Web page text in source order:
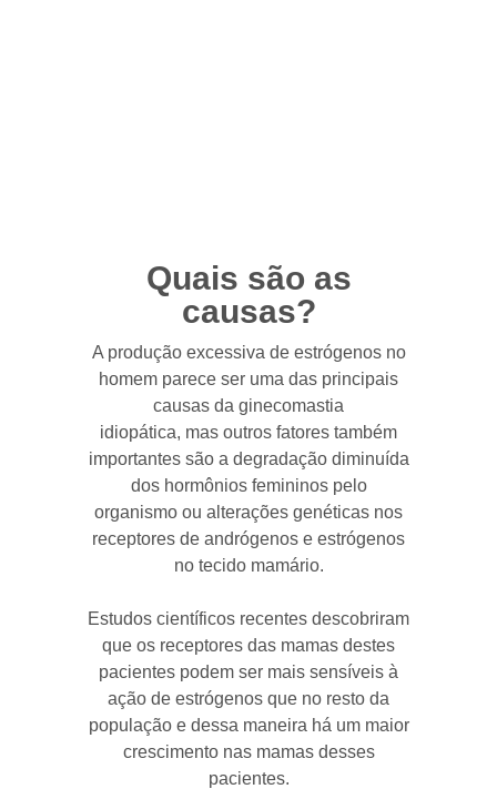
Quais são as
causas?
A produção excessiva de estrógenos no
homem parece ser uma das principais
causas da ginecomastia
idiopática, mas outros fatores também
importantes são a degradação diminuída
dos hormônios femininos pelo
organismo ou alterações genéticas nos
receptores de andrógenos e estrógenos
no tecido mamário.
Estudos científicos recentes descobriram
que os receptores das mamas destes
pacientes podem ser mais sensíveis à
ação de estrógenos que no resto da
população e dessa maneira há um maior
crescimento nas mamas desses
pacientes.